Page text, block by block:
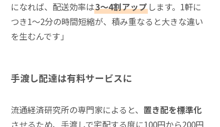
になれば、配送効率は3〜4割アップ します。1軒に
つき1〜2分の時間短縮が、積み重なると大きな違い
を生むんです」
手渡し配達は有料サービスに
流通経済研究所の専門家によると、 置き配を標準化
させるため、手渡しで宅配する度に100円から200円